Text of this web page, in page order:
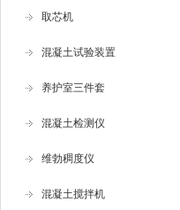
取芯机
混凝土试验装置
养护室三件套
混凝土检测仪
维勃稠度仪
混凝土搅拌机